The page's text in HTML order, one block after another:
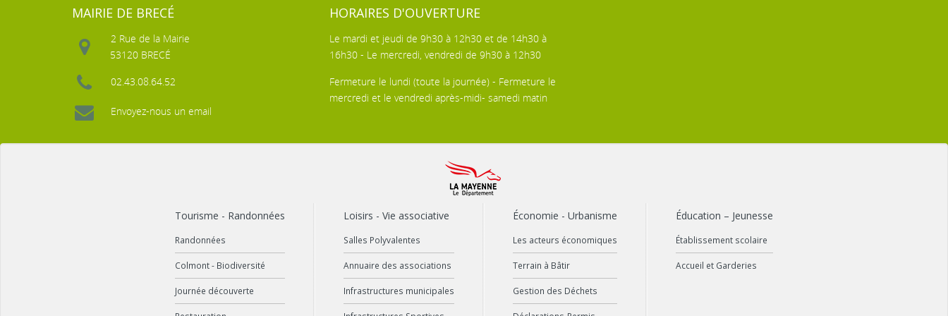
MAIRIE DE BRECÉ
2 Rue de la Mairie
53120 BRECÉ
02.43.08.64.52
Envoyez-nous un email
HORAIRES D'OUVERTURE
Le mardi et jeudi de 9h30 à 12h30 et de 14h30 à
16h30 - Le mercredi, vendredi de 9h30 à 12h30
Fermeture le lundi (toute la journée) - Fermeture le
mercredi et le vendredi après-midi- samedi matin
Tourisme - Randonnées
Randonnées
Colmont - Biodiversité
Journée découverte
Loisirs - Vie associative
Salles Polyvalentes
Annuaire des associations
Infrastructures municipales
Économie - Urbanisme
Les acteurs économiques
Terrain à Bâtir
Gestion des Déchets
Éducation – Jeunesse
Établissement scolaire
Accueil et Garderies